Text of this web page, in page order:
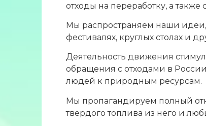
отходы на переработку, а
Мы распространяем наши идеи,
фестивалях, круглых столах и
Деятельность движения
обращения с отходами в
людей к природным ресурсам.
Мы пропагандируем полный
твердого топлива из него и